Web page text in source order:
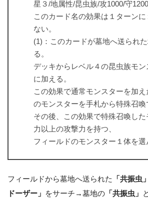
星３/地属性/昆虫族/攻1000/守1200
このカード名の効果は１ターン
ない。
(1)：このカードが墓地へ送られ
る。
デッキからレベル４の昆虫族モ
に加える。
この効果で通常モンスターを加
のモンスターを手札から特殊召喚
その後、この効果で特殊召喚し
力以上の攻撃力を持つ、
フィールドのモンスター１体を選
フィールドから墓地へ送られた 「共振虫」
ドーザー」 をサーチ→墓地の 「共振虫」 と